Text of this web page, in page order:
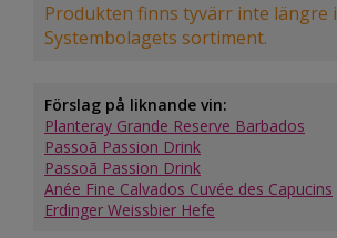
Produkten finns tyvärr inte längre i
Systembolagets sortiment.
Förslag på liknande vin:
Planteray Grande Reserve Barbados
Passoã Passion Drink
Passoã Passion Drink
Anée Fine Calvados Cuvée des Capucins
Erdinger Weissbier Hefe